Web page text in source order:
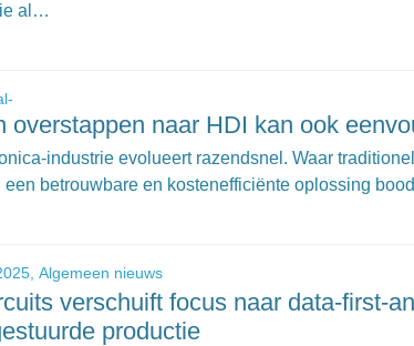
al…
overstappen naar HDI kan ook
industrie evolueert razendsnel. Waar
een betrouwbare en kostenefficiënte oplossing
Algemeen nieuws
verschuift focus naar data-first-
productie